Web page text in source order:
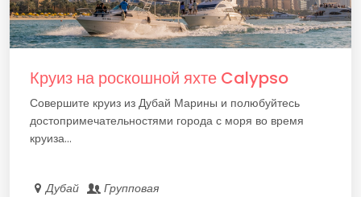
Круиз на роскошной яхте Calypso
Совершите круиз из Дубай Марины и полюбуйтесь
достопримечательностями города с моря во время
круиза...
Дубай Групповая